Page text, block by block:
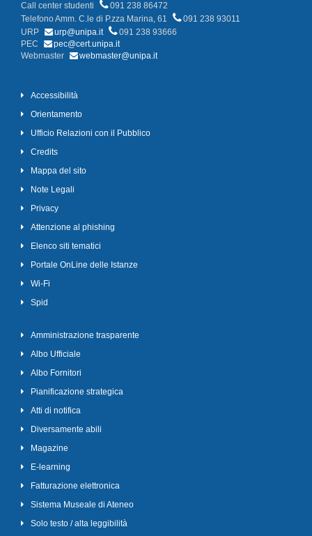
Call center studenti
091 238 86472
Telefono Amm. C.le di P.zza Marina, 61
091 238 93011
URP
urp@unipa.it
091 238 93666
PEC
pec@cert.unipa.it
Webmaster
webmaster@unipa.it
Accessibilità
Orientamento
Ufficio Relazioni con il Pubblico
Credits
Mappa del sito
Note Legali
Privacy
Attenzione al phishing
Elenco siti tematici
Portale OnLine delle Istanze
Wi-Fi
Spid
Amministrazione trasparente
Albo Ufficiale
Albo Fornitori
Pianificazione strategica
Atti di notifica
Diversamente abili
Magazine
E-learning
Fatturazione elettronica
Sistema Museale di Ateneo
Solo testo / alta leggibilità